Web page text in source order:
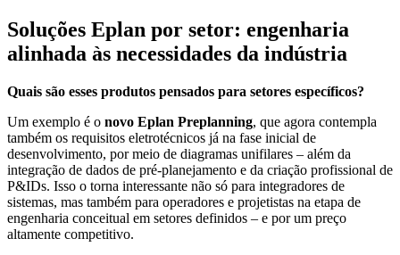
Soluções Eplan por setor: engenharia
alinhada às necessidades da indústria
Quais são esses produtos pensados para setores específicos?
Um exemplo é o novo Eplan Preplanning, que agora contempla
também os requisitos eletrotécnicos já na fase inicial de
desenvolvimento, por meio de diagramas unifilares – além da
integração de dados de pré-planejamento e da criação profissional de
P&IDs. Isso o torna interessante não só para integradores de
sistemas, mas também para operadores e projetistas na etapa de
engenharia conceitual em setores definidos – e por um preço
altamente competitivo.